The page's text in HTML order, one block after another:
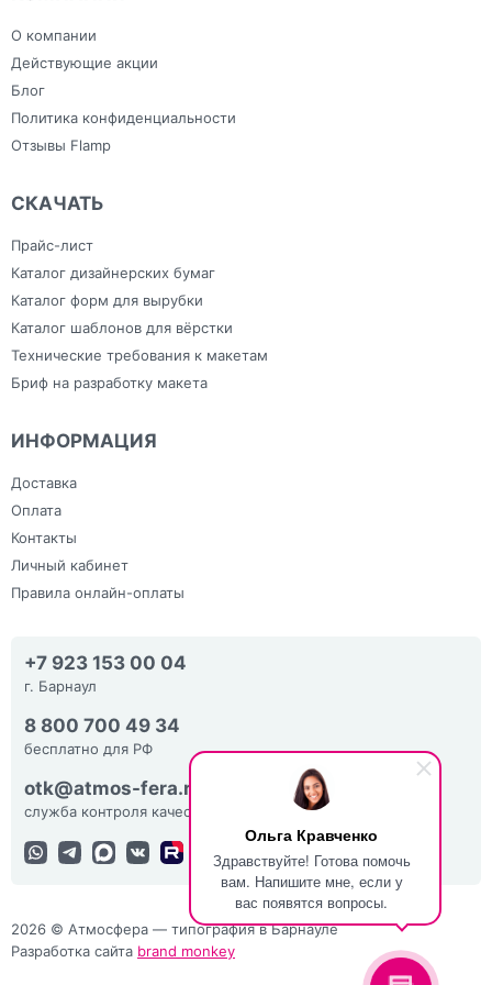
Ольга Кравченко
Здравствуйте! Готова помочь
вам. Напишите мне, если у
вас появятся вопросы.
Зонты
Изделия из ПВХ
Канцелярия
Фрезерная резка
Холсты
Широкоформатная печать
О компании
Действующие акции
Блог
Политика конфиденциальности
Отзывы Flamp
СКАЧАТЬ
Прайс-лист
Каталог дизайнерских бумаг
Каталог форм для вырубки
Каталог шаблонов для вёрстки
Технические требования к макетам
Бриф на разработку макета
ИНФОРМАЦИЯ
Доставка
Оплата
Контакты
Личный кабинет
Правила онлайн-оплаты
+7 923 153 00 04
г. Барнаул
8 800 700 49 34
бесплатно для РФ
otk@atmos-fera.ru
служба контроля качества
2026 © Атмосфера — типография в Барнауле
Разработка сайта brand monkey